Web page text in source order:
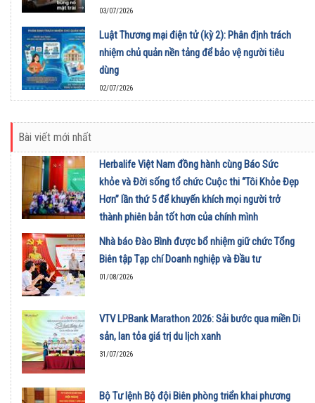
03/07/2026
Luật Thương mại điện tử (kỳ 2): Phân định trách
nhiệm chủ quản nền tảng để bảo vệ người tiêu
dùng
02/07/2026
Bài viết mới nhất
Herbalife Việt Nam đồng hành cùng Báo Sức
khỏe và Đời sống tổ chức Cuộc thi “Tôi Khỏe Đẹp
Hơn” lần thứ 5 để khuyến khích mọi người trở
thành phiên bản tốt hơn của chính mình
01/08/2026
Nhà báo Đào Bình được bổ nhiệm giữ chức Tổng
Biên tập Tạp chí Doanh nghiệp và Đầu tư
01/08/2026
VTV LPBank Marathon 2026: Sải bước qua miền Di
sản, lan tỏa giá trị du lịch xanh
31/07/2026
Bộ Tư lệnh Bộ đội Biên phòng triển khai phương